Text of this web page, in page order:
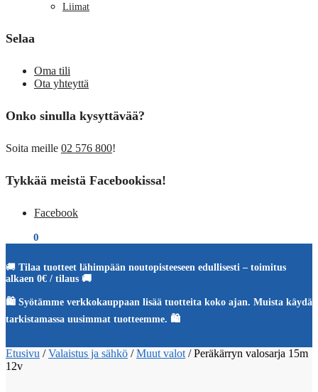
Liimat
Selaa
Oma tili
Ota yhteyttä
Onko sinulla kysyttävää?
Soita meille 02 576 800!
Tykkää meistä Facebookissa!
Facebook
0
🚚 Tilaa tuotteet lähimpään noutopisteeseen edullisesti – toimitus
alkaen 0€ / tilaus 🚚
🛍️ Syötämme verkkokauppaan lisää tuotteita koko ajan. Muista käydä
tarkistamassa uusimmat tuotteemme. 🛍️
Etusivu /Valaistus ja sähkö /Muut valot /Peräkärryn valosarja 15m
12v